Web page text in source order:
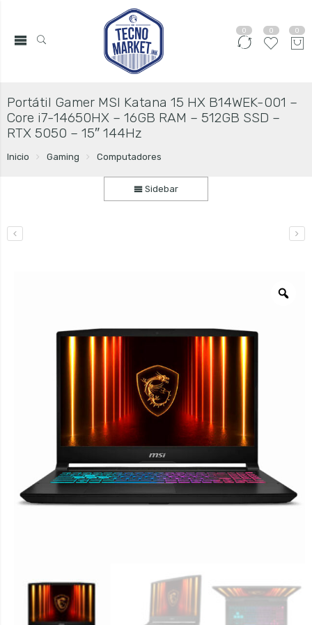
0 0 0
Portátil Gamer MSI Katana 15 HX B14WEK-001 –
Core i7-14650HX – 16GB RAM – 512GB SSD –
RTX 5050 – 15″ 144Hz
Inicio Gaming Computadores
Sidebar